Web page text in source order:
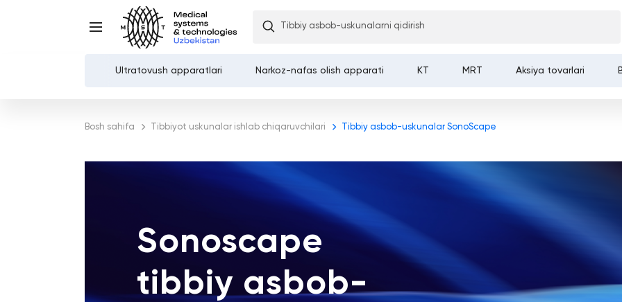
To'lov va etkazib berish
Tibbiy asbob-uskunalarni qidirish
Ultratovush apparatlari Narkoz-nafas olish apparati KT MRT Aksiya tovarlari
Bosh sahifa Tibbiyot uskunalar ishlab chiqaruvchilari Tibbiy asbob-uskunalar SonoScape
Sonoscape
tibbiy asbob-